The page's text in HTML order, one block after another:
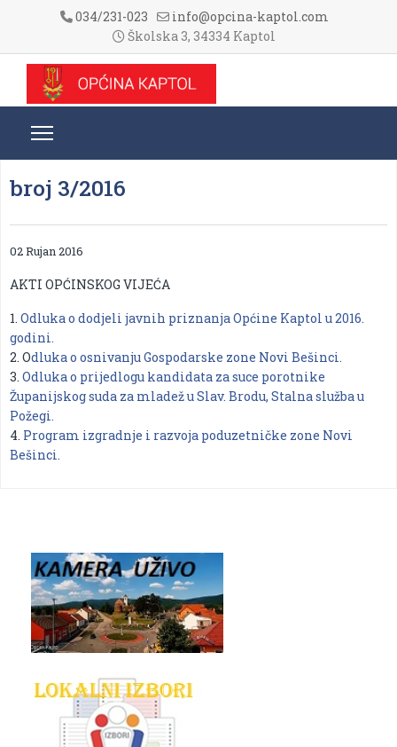
034/231-023
info@opcina-kaptol.com
Školska 3, 34334 Kaptol
broj 3/2016
02 Rujan 2016
AKTI OPĆINSKOG VIJEĆA
1. Odluka o dodjeli javnih priznanja Općine Kaptol u 2016.
godini.
2. Odluka o osnivanju Gospodarske zone Novi Bešinci.
3. Odluka o prijedlogu kandidata za suce porotnike
Županijskog suda za mladež u Slav. Brodu, Stalna služba u
Požegi.
4. Program izgradnje i razvoja poduzetničke zone Novi
Bešinci.